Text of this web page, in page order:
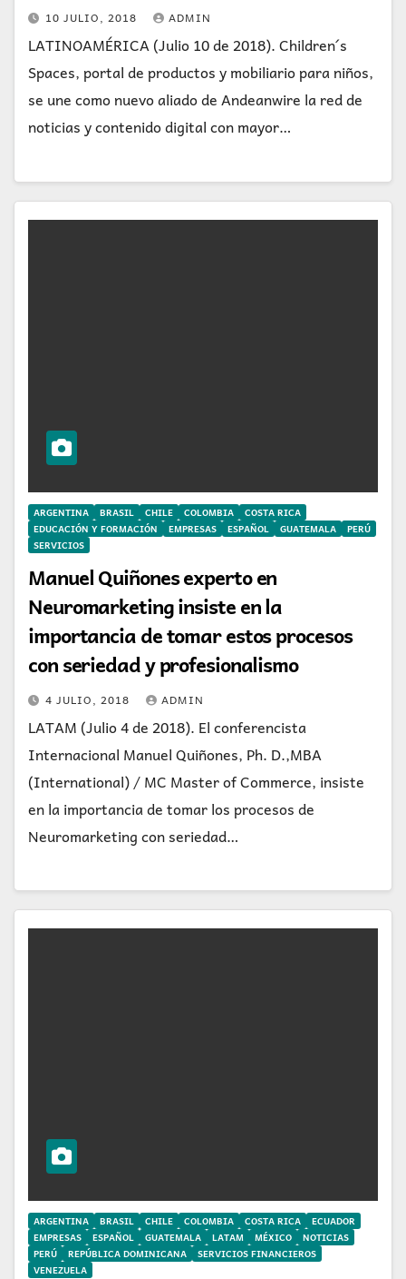
10 JULIO, 2018 ADMIN
LATINOAMÉRICA (Julio 10 de 2018). Children´s
Spaces, portal de productos y mobiliario para niños,
se une como nuevo aliado de Andeanwire la red de
noticias y contenido digital con mayor…
ARGENTINA BRASIL CHILE COLOMBIA
COSTA RICA
EDUCACIÓN Y FORMACIÓN
EMPRESAS ESPAÑOL GUATEMALA
PERÚ
SERVICIOS
Manuel Quiñones experto en
Neuromarketing insiste en la
importancia de tomar estos procesos
con seriedad y profesionalismo
4 JULIO, 2018 ADMIN
LATAM (Julio 4 de 2018). El conferencista
Internacional Manuel Quiñones, Ph. D.,MBA
(International) / MC Master of Commerce, insiste
en la importancia de tomar los procesos de
Neuromarketing con seriedad…
ARGENTINA BRASIL CHILE COLOMBIA COSTA RICA
ECUADOR
EMPRESAS
ESPAÑOL GUATEMALA LATAM MÉXICO
NOTICIAS
PERÚ
REPÚBLICA DOMINICANA
SERVICIOS FINANCIEROS
VENEZUELA